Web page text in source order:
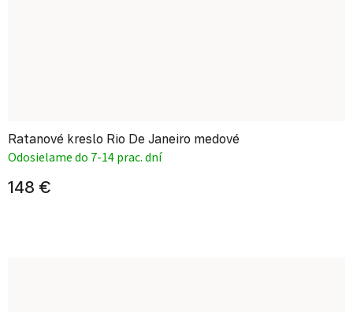
Ratanové kreslo Rio De Janeiro medové
Odosielame do 7-14 prac. dní
148 €